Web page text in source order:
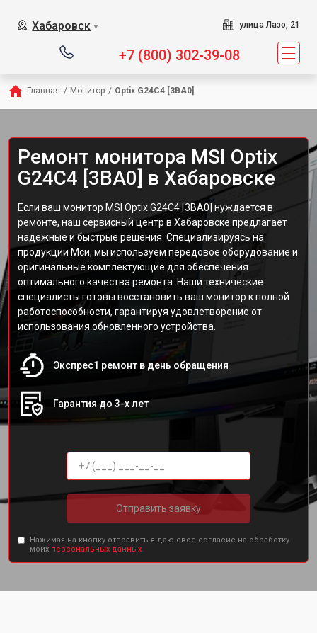
Хабаровск ▼ улица Лазо, 21
+7 (800) 302-39-08
Главная / Монитор / Optix G24C4 [3BA0]
Ремонт монитора MSI Optix
G24C4 [3BA0] в Хабаровске
Если ваш монитор MSI Optix G24C4 [3BA0] нуждается в
ремонте, наш сервисный центр в Хабаровске предлагает
надежные и быстрые решения. Специализируясь на
продукции Мси, мы используем передовое оборудование и
оригинальные комплектующие для обеспечения
оптимального качества ремонта. Наши технические
специалисты готовы восстановить ваш монитор к полной
работоспособности, гарантируя удовлетворение от
использования обновленного устройства.
Экспрес1 ремонт в день обращения
Гарантия до 3-х лет
Отправить заявку
Нажимая на кнопку отправить я даю свое согласие на обработку
моих персональных данных.